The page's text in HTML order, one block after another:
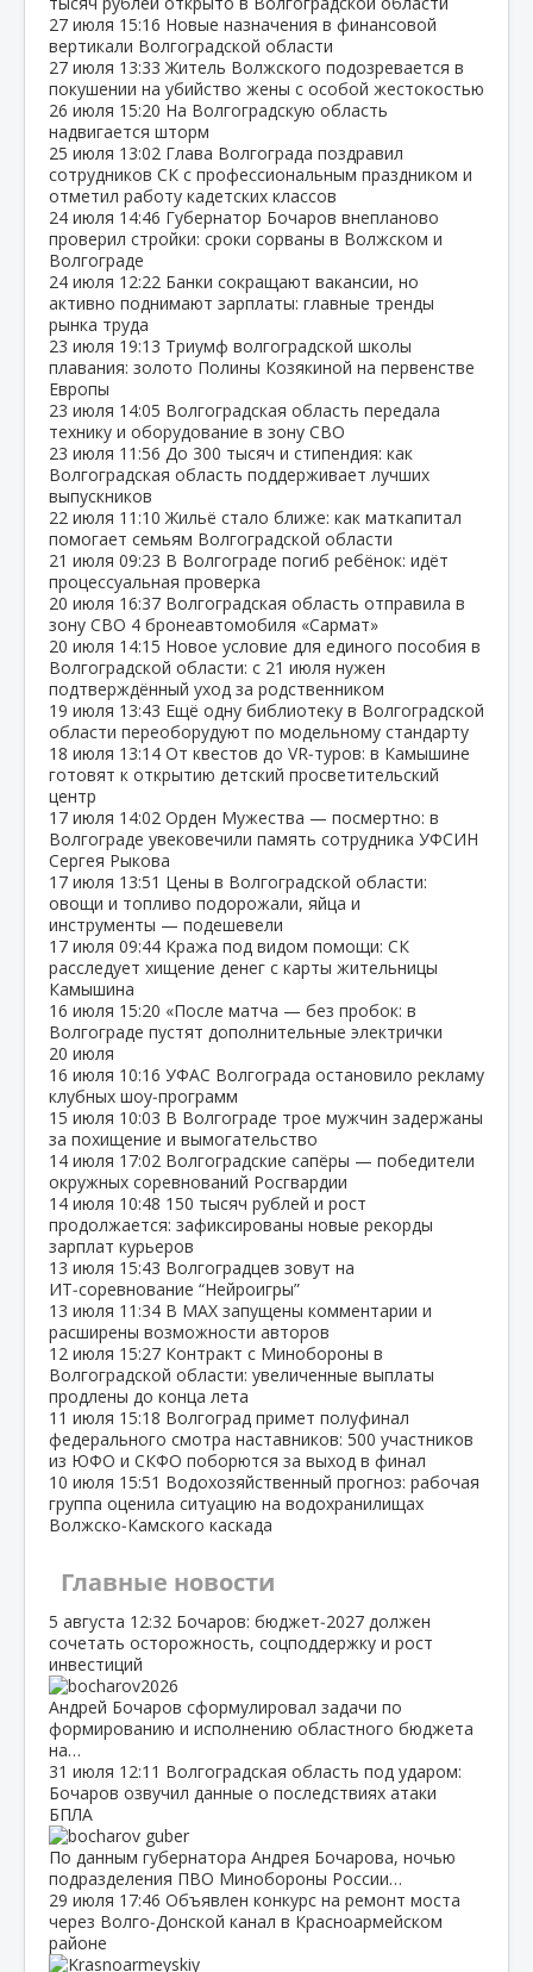
27 июля 15:16 Новые назначения в финансовой
вертикали Волгоградской области
27 июля 13:33 Житель Волжского подозревается в
покушении на убийство жены с особой жестокостью
26 июля 15:20 На Волгоградскую область
надвигается шторм
25 июля 13:02 Глава Волгограда поздравил
сотрудников СК с профессиональным праздником и
отметил работу кадетских классов
24 июля 14:46 Губернатор Бочаров внепланово
проверил стройки: сроки сорваны в Волжском и
Волгограде
24 июля 12:22 Банки сокращают вакансии, но
активно поднимают зарплаты: главные тренды
рынка труда
23 июля 19:13 Триумф волгоградской школы
плавания: золото Полины Козякиной на первенстве
Европы
23 июля 14:05 Волгоградская область передала
технику и оборудование в зону СВО
23 июля 11:56 До 300 тысяч и стипендия: как
Волгоградская область поддерживает лучших
выпускников
22 июля 11:10 Жильё стало ближе: как маткапитал
помогает семьям Волгоградской области
21 июля 09:23 В Волгограде погиб ребёнок: идёт
процессуальная проверка
20 июля 16:37 Волгоградская область отправила в
зону СВО 4 бронеавтомобиля «Сармат»
20 июля 14:15 Новое условие для единого пособия в
Волгоградской области: с 21 июля нужен
подтверждённый уход за родственником
19 июля 13:43 Ещё одну библиотеку в Волгоградской
области переоборудуют по модельному стандарту
18 июля 13:14 От квестов до VR‑туров: в Камышине
готовят к открытию детский просветительский
центр
17 июля 14:02 Орден Мужества — посмертно: в
Волгограде увековечили память сотрудника УФСИН
Сергея Рыкова
17 июля 13:51 Цены в Волгоградской области:
овощи и топливо подорожали, яйца и
инструменты — подешевели
17 июля 09:44 Кража под видом помощи: СК
расследует хищение денег с карты жительницы
Камышина
16 июля 15:20 «После матча — без пробок: в
Волгограде пустят дополнительные электрички
20 июля
16 июля 10:16 УФАС Волгограда остановило рекламу
клубных шоу‑программ
15 июля 10:03 В Волгограде трое мужчин задержаны
за похищение и вымогательство
14 июля 17:02 Волгоградские сапёры — победители
окружных соревнований Росгвардии
14 июля 10:48 150 тысяч рублей и рост
продолжается: зафиксированы новые рекорды
зарплат курьеров
13 июля 15:43 Волгоградцев зовут на
ИТ‑соревнование “Нейроигры”
13 июля 11:34 В МАХ запущены комментарии и
расширены возможности авторов
12 июля 15:27 Контракт с Минобороны в
Волгоградской области: увеличенные выплаты
продлены до конца лета
11 июля 15:18 Волгоград примет полуфинал
федерального смотра наставников: 500 участников
из ЮФО и СКФО поборются за выход в финал
10 июля 15:51 Водохозяйственный прогноз: рабочая
группа оценила ситуацию на водохранилищах
Волжско‑Камского каскада
Главные новости
5 августа 12:32 Бочаров: бюджет‑2027 должен
сочетать осторожность, соцподдержку и рост
инвестиций
Андрей Бочаров сформулировал задачи по
формированию и исполнению областного бюджета
на…
31 июля 12:11 Волгоградская область под ударом:
Бочаров озвучил данные о последствиях атаки
БПЛА
По данным губернатора Андрея Бочарова, ночью
подразделения ПВО Минобороны России…
29 июля 17:46 Объявлен конкурс на ремонт моста
через Волго‑Донской канал в Красноармейском
районе